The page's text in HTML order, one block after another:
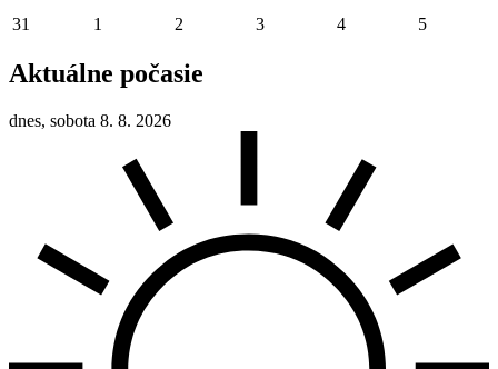
31
1 2 3 4 5
Aktuálne počasie
dnes, sobota 8. 8. 2026